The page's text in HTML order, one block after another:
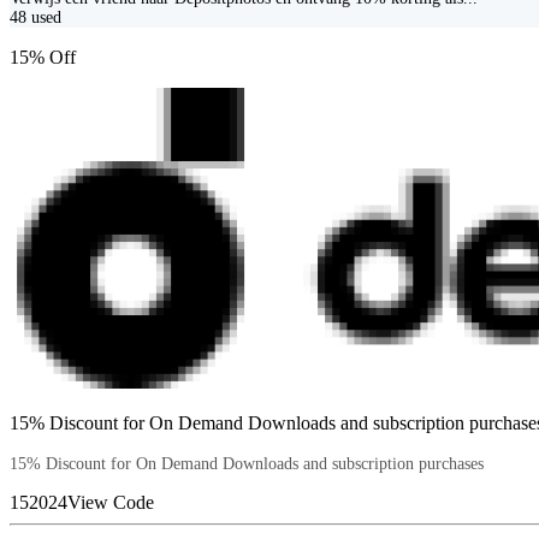
48 used
15% Off
15% Discount for On Demand Downloads and subscription
15% Discount for On Demand Downloads and subscription purchases
152024View Code